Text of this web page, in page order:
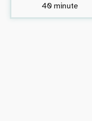
40 minute